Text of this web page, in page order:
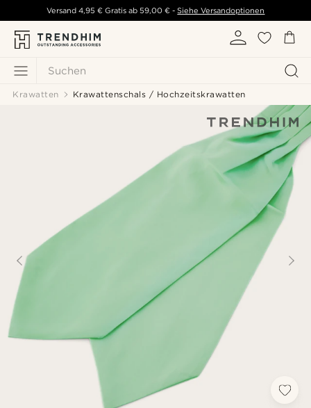
Suchen
Versand 4,95 € Gratis ab 59,00 € - Siehe Versandoptionen
Krawatten Krawattenschals / Hochzeitskrawatten